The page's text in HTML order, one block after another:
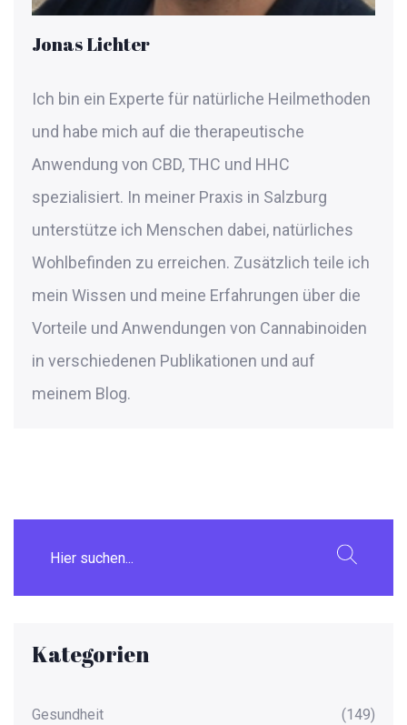
Jonas Lichter
Ich bin ein Experte für natürliche Heilmethoden
und habe mich auf die therapeutische
Anwendung von CBD, THC und HHC
spezialisiert. In meiner Praxis in Salzburg
unterstütze ich Menschen dabei, natürliches
Wohlbefinden zu erreichen. Zusätzlich teile ich
mein Wissen und meine Erfahrungen über die
Vorteile und Anwendungen von Cannabinoiden
in verschiedenen Publikationen und auf
meinem Blog.
Kategorien
Gesundheit (149)